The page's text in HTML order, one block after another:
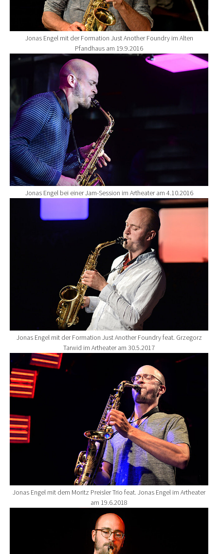
Jonas Engel mit der Formation Just Another Foundry im Alten
Pfandhaus am 19.9.2016
Show larger version for:
Jonas Engel bei einer Jam-Session im Artheater am 4.10.2016
Show larger version for:
Jonas Engel mit der Formation Just Another Foundry feat. Grzegorz
Tarwid im Artheater am 30.5.2017
Show larger version for:
Jonas Engel mit dem Moritz Preisler Trio feat. Jonas Engel im Artheater
am 19.6.2018